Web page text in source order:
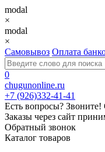
modal
×
modal
×
Самовывоз Оплата
0
chugunonline.ru
+7 (926)332-41-41
Есть вопросы? Звоните!
Заказы через сайт
Обратный звонок
Каталог товаров